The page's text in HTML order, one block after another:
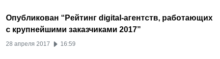
Опубликован “Рейтинг digital-агентств, работающих
с крупнейшими заказчиками 2017”
28 апреля 2017 16:59